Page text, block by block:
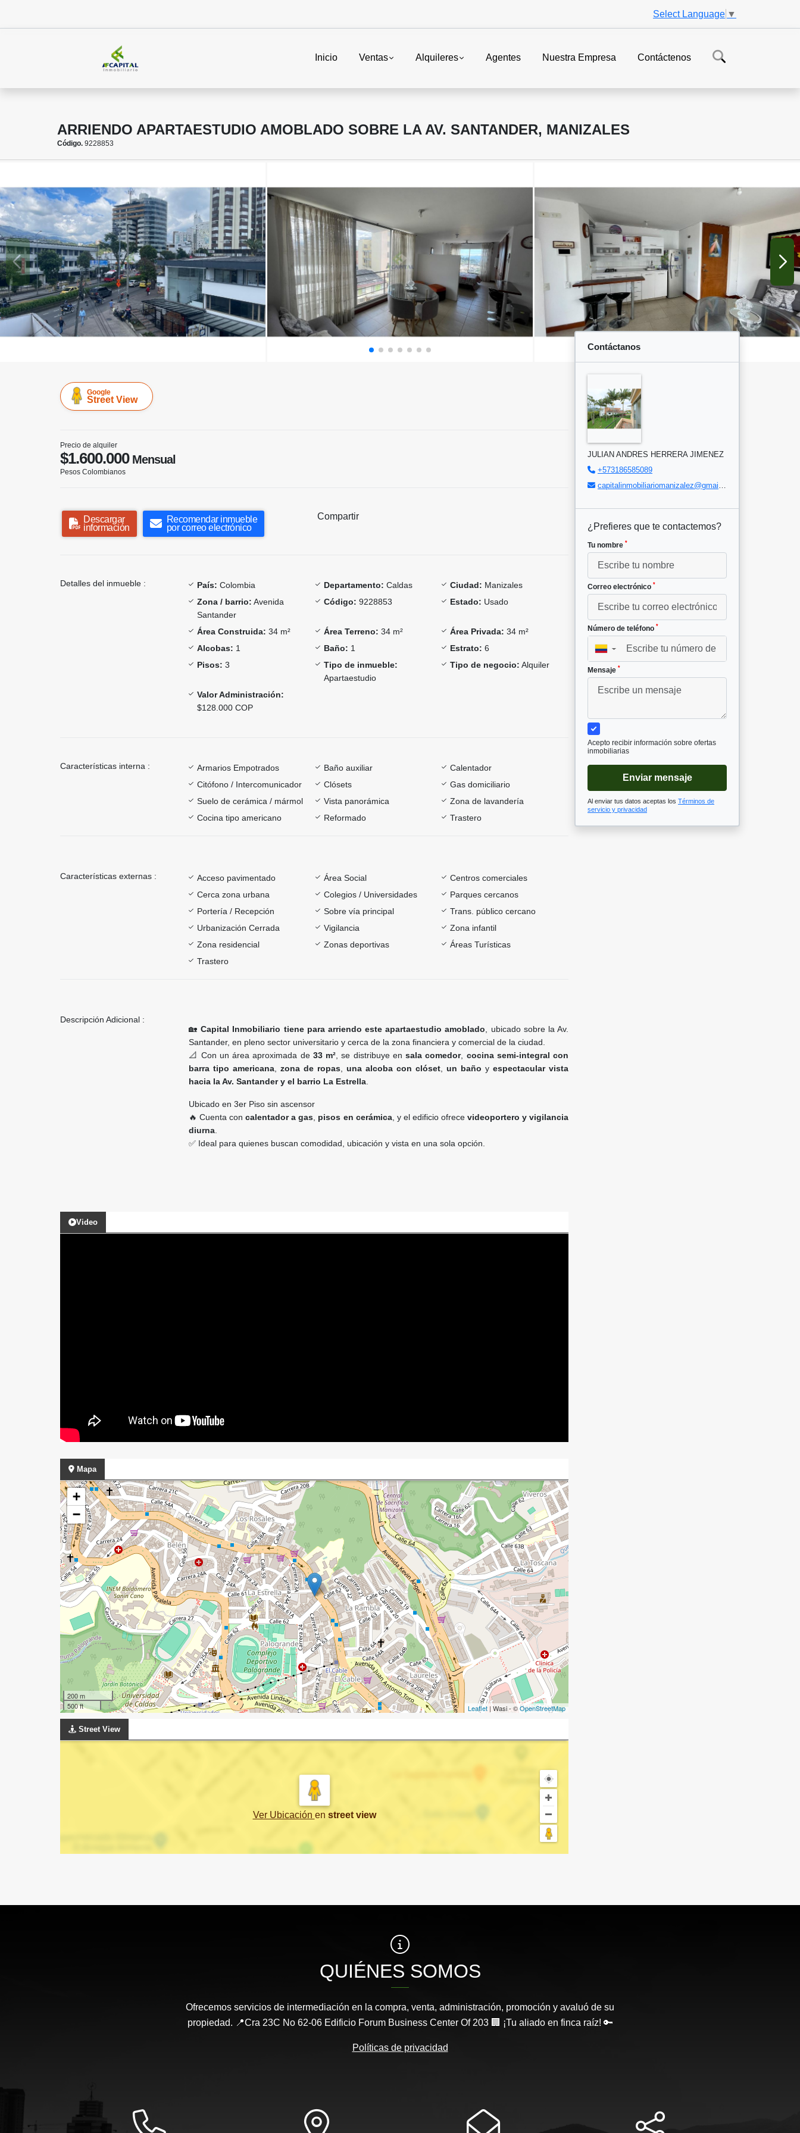
Select Language ▼
Inicio Ventas Alquileres Agentes Nuestra Empresa Contáctenos
ARRIENDO APARTAESTUDIO AMOBLADO SOBRE LA AV. SANTANDER, MANIZALES
Código. 9228853
Google
Street View
Precio de alquiler
$1.600.000Mensual
Pesos Colombianos
Descargar
información
Recomendar inmueble
por correo electrónico
Compartir
Detalles del inmueble : País: Colombia Departamento: Caldas Ciudad: Manizales
Zona / barrio: Avenida
Santander
Código: 9228853 Estado: Usado
Área Construida: 34 m² Área Terreno: 34 m² Área Privada: 34 m²
Alcobas: 1 Baño: 1 Estrato: 6
Pisos: 3
Tipo de inmueble:
Apartaestudio
Tipo de negocio: Alquiler
Valor Administración:
$128.000 COP
Características interna : Armarios Empotrados Baño auxiliar
Calentador
Citófono / Intercomunicador
Clósets
Gas domiciliario
Suelo de cerámica / mármol
Vista panorámica
Zona de lavandería
Cocina tipo americano
Reformado Trastero
Características externas : Acceso pavimentado Área Social
Centros comerciales
Cerca zona urbana
Colegios / Universidades
Parques cercanos
Portería / Recepción
Sobre vía principal
Trans. público cercano
Urbanización Cerrada
Vigilancia
Zona infantil
Zona residencial
Zonas deportivas
Áreas Turísticas
Trastero
Descripción Adicional :
🏡Capital Inmobiliario tiene para arriendo este apartaestudio amoblado , ubicado sobre la Av.
Santander, en pleno sector universitario y cerca de la zona financiera y comercial de la ciudad.
📐 Con un área aproximada de 33 m² , se distribuye en sala comedor, cocina semi-integral con
barra tipo americana
zona de ropas una alcoba con clóset un baño y espectacular vista
hacia la Av. Santander y el barrio La Estrella
Ubicado en 3er Piso sin ascensor
🔥 Cuenta concalentador a gas pisos en cerámica, y el edificio ofrece videoportero y vigilancia
diurna
✅ Ideal para quienes buscan comodidad, ubicación y vista en una sola opción.
Video
Mapa
+
−
200 m
500 ft
Leaflet | Wasi - ©OpenStreetMap
Street View
Ver Ubicación en street view
Contáctanos
JULIAN ANDRES HERRERA JIMENEZ
+573186585089
capitalinmobiliariomanizalez@gmail.com
¿Prefieres que te contactemos?
Tu nombre *
Correo electrónico *
Número de teléfono *
▼
Mensaje *
Acepto recibir información sobre ofertas
inmobiliarias
Enviar mensaje
Al enviar tus datos aceptas los Términos de
servicio y privacidad
QUIÉNES SOMOS
Ofrecemos servicios de intermediación en la compra, venta, administración, promoción y avaluó de su
propiedad. 📍Cra 23C No 62-06 Edificio Forum Business Center Of 203 🏢 ¡Tu aliado en finca raíz! 🔑
Políticas de privacidad